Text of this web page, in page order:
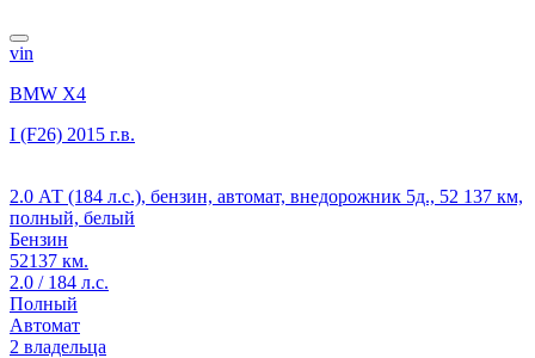
vin
BMW X4
I (F26) 2015 г.в.
2.0 АТ (184 л.с.), бензин, автомат, внедорожник 5д., 52 137 км,
полный, белый
Бензин
52137 км.
2.0 / 184 л.с.
Полный
Автомат
2 владельца